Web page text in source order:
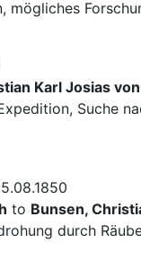
mögliches
Karl Josias von
Suche
to Bunsen,
durch